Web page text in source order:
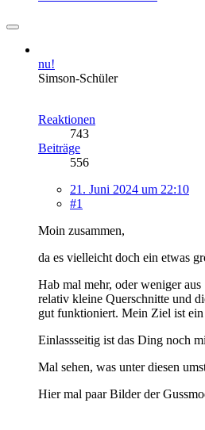
nu!
Simson-Schüler
Reaktionen
743
Beiträge
556
21. Juni 2024 um 22:10
#1
Moin zusammen,
da es vielleicht doch ein etwas
Hab mal mehr, oder weniger
relativ kleine Querschnitte und
gut funktioniert. Mein Ziel ist
Einlassseitig ist das Ding noch
Mal sehen, was unter diesen
Hier mal paar Bilder der